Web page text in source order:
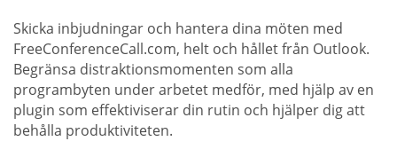
Skicka inbjudningar och hantera dina möten med
FreeConferenceCall.com, helt och hållet från Outlook.
Begränsa distraktionsmomenten som alla
programbyten under arbetet medför, med hjälp av en
plugin som effektiviserar din rutin och hjälper dig att
behålla produktiviteten.